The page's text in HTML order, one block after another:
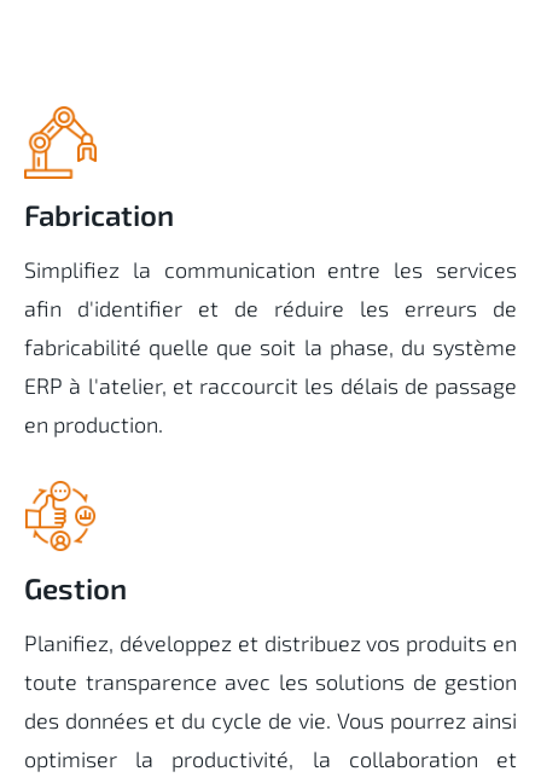
Fabrication
Simplifiez la communication entre les services
afin d'identifier et de réduire les erreurs de
fabricabilité quelle que soit la phase, du système
ERP à l'atelier, et raccourcit les délais de passage
en production.
Gestion
Planifiez, développez et distribuez vos produits en
toute transparence avec les solutions de gestion
des données et du cycle de vie. Vous pourrez ainsi
optimiser la productivité, la collaboration et